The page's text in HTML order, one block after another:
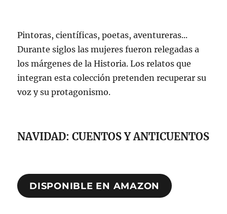
Pintoras, científicas, poetas, aventureras...
Durante siglos las mujeres fueron relegadas a
los márgenes de la Historia. Los relatos que
integran esta colección pretenden recuperar su
voz y su protagonismo.
NAVIDAD: CUENTOS Y ANTICUENTOS
DISPONIBLE EN AMAZON